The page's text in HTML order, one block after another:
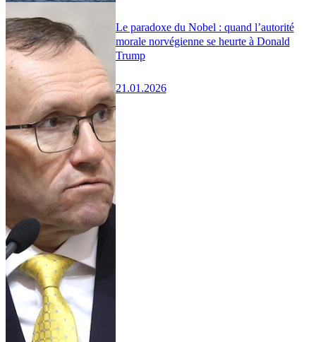
Le paradoxe du Nobel : quand l’autorité
morale norvégienne se heurte à Donald
Trump
21.01.2026